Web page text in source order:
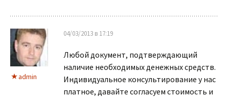
admin
04/03/2013 в 17:19
Любой документ, подтверждающий
наличие необходимых денежных средств.
Индивидуальное консультирование у нас
платное, давайте согласуем стоимость и